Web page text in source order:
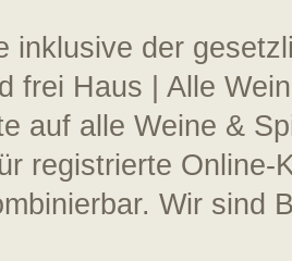
inklusive der
frei Haus | Alle
auf alle Weine &
registrierte
Wir sind